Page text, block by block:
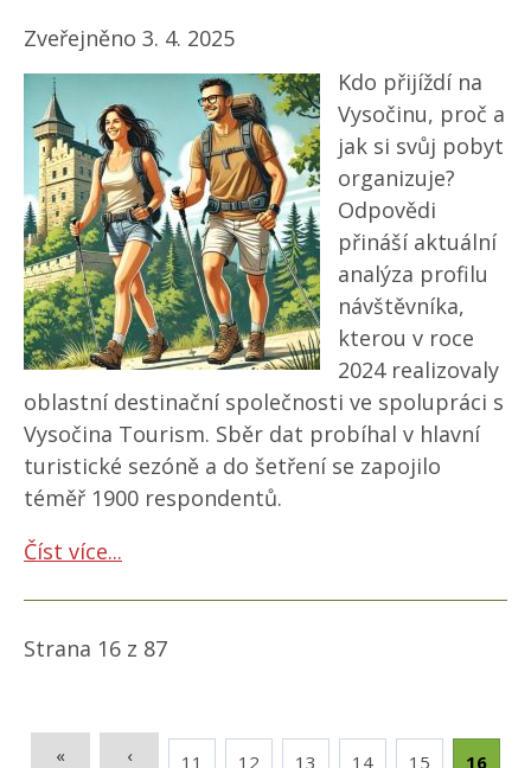
Zveřejněno 3. 4. 2025
Kdo přijíždí na
Vysočinu, proč a
jak si svůj pobyt
organizuje?
Odpovědi
přináší aktuální
analýza profilu
návštěvníka,
kterou v roce
2024 realizovaly
oblastní destinační společnosti ve spolupráci s
Vysočina Tourism. Sběr dat probíhal v hlavní
turistické sezóně a do šetření se zapojilo
téměř 1900 respondentů.
Číst více...
Strana 16 z 87
« ‹ 11 12 13 14 15 16